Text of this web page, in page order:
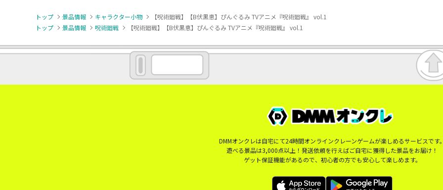
トップ 景品情報 キャラクター小物
【呪術廻戦】【B伏黒恵】ぴんぐるみ TVアニメ『呪術廻戦』 vol.1
トップ
景品情報 呪術廻戦 【呪術廻戦】【B伏黒恵】ぴんぐるみ TVアニメ『呪術廻戦』 vol.1
DMMオンクレは自宅にて24時間オンラインクレーンゲームが楽しめるサービスです
遊べる景品は3,000点以上！発送依頼を行えばご自宅に獲得した景品をお届け！
ゲット保証機能があるので、初心者の方でも安心して楽しめます。